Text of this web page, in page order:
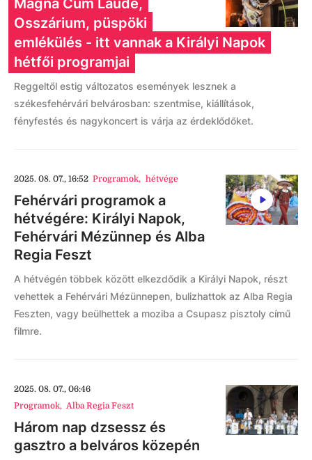
Magna Cum Laude,
Osszárium, püspöki
emlékülés - itt vannak a Királyi Napok
hétfői programjai
Reggeltől estig változatos események lesznek a
székesfehérvári belvárosban: szentmise, kiállítások,
fényfestés és nagykoncert is várja az érdeklődőket.
2025. 08. 07., 16:52 Programok, hétvége
Fehérvári programok a
hétvégére: Királyi Napok,
Fehérvári Mézünnep és Alba
Regia Feszt
A hétvégén többek között elkezdődik a Királyi Napok, részt
vehettek a Fehérvári Mézünnepen, bulizhattok az Alba Regia
Feszten, vagy beülhettek a moziba a Csupasz pisztoly című
filmre.
2025. 08. 07., 06:46
Programok, Alba Regia Feszt
Három nap dzsessz és
gasztro a belváros közepén